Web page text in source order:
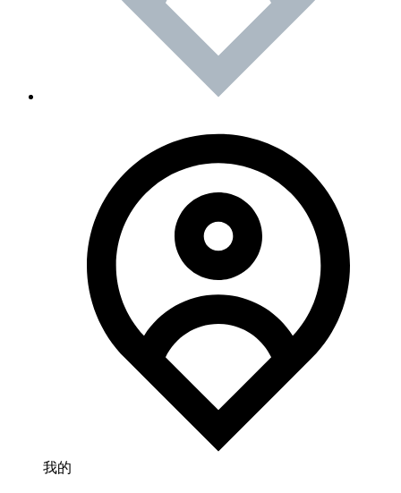
我的